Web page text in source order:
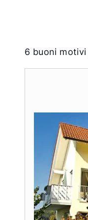
6 buoni